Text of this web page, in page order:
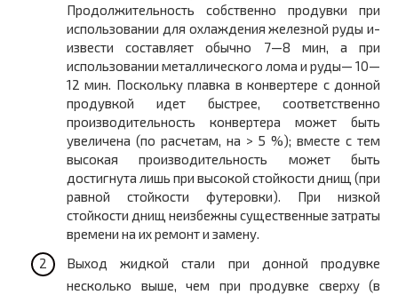
Продолжительность собственно продувки при
использовании для охлаждения железной руды и-
извести составляет обычно 7—8 мин, а при
использовании металлического лома и руды— 10—
12 мин. Поскольку плавка в конвертере с донной
продувкой идет быстрее, соответственно
производительность конвертера может быть
увеличена (по расчетам, на > 5 %); вместе с тем
высокая производительность может быть
достигнута лишь при высокой стойкости днищ (при
равной стойкости футеровки). При низкой
стойкости днищ неизбежны существенные затраты
времени на их ремонт и замену.
Выход жидкой стали при донной продувке
несколько выше, чем при продувке сверху (в